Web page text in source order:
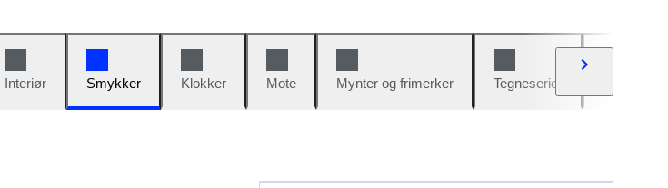
Interiør Smykker Klokker Mote Mynter og frimerker Tegneserier